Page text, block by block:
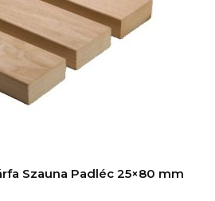
Szauna Padléc 25×80 mm